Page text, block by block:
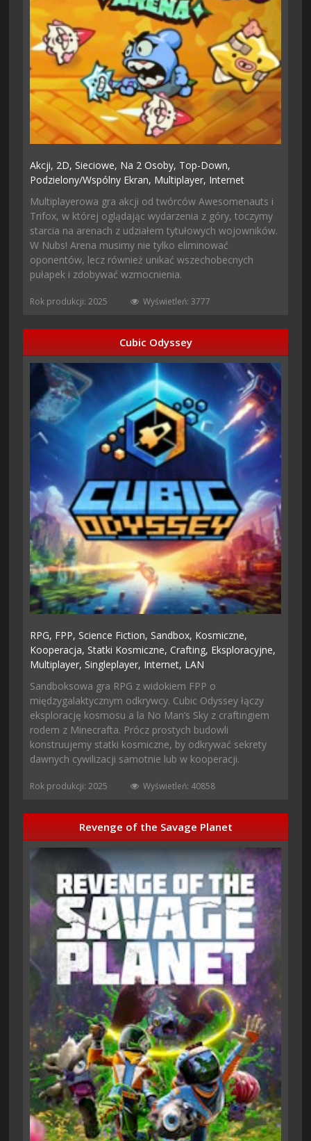
Akcji, 2D,Sieciowe, Na 2 Osoby, Top-Down,
Podzielony/wspólny Ekran, Multiplayer, Internet
Multiplayerowa gra akcji od twórców Awesomenauts i
Trifox, w której oglądając wydarzenia z góry, toczymy
starcia na arenach z udziałem tytułowych wojowników.
W Nubs! Arena musimy nie tylko eliminować
oponentów, lecz również unikać wszechobecnych
pułapek i zdobywać wzmocnienia.
Rok produkcji: 2025 Wyświetleń: 3777
Cubic Odyssey
RPG, FPP,Science Fiction,Sandbox, Kosmiczne,
Kooperacja,Statki Kosmiczne,Crafting, Eksploracyjne,
Multiplayer,Singleplayer, Internet, LAN
Sandboksowa gra RPG z widokiem FPP o
międzygalaktycznym odkrywcy. Cubic Odyssey łączy
eksplorację kosmosu a la No Man’s Sky z craftingiem
rodem z Minecrafta. Prócz prostych budowli
konstruujemy statki kosmiczne, by odkrywać sekrety
dawnych cywilizacji samotnie lub w kooperacji.
Rok produkcji: 2025 Wyświetleń: 40858
Revenge of the Savage Planet